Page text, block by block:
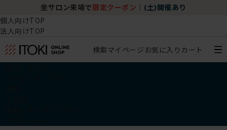
坐サロン来場で 限定クーポン (土)開催あり
個人向けTOP
法人向けTOP
検索マイページ お気に入り カート